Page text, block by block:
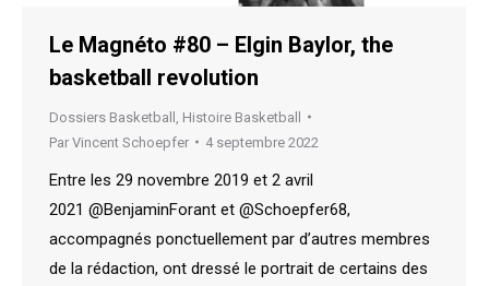
Le Magnéto #80 – Elgin Baylor, the
basketball revolution
Dossiers Basketball
Histoire Basketball
Par Vincent Schoepfer 4 septembre 2022
Entre les 29 novembre 2019 et 2 avril
2021 @BenjaminForant et @Schoepfer68,
accompagnés ponctuellement par d’autres membres
de la rédaction, ont dressé le portrait de certains des